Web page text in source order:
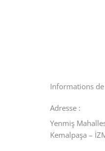
Informations de
Adresse :
Yenmiş
Kemalpaşa –